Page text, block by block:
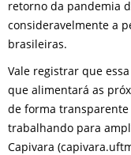
retorno da pandemia
consideravelmente a
brasileiras.
Vale registrar que
que alimentará as
de forma transparente
trabalhando para
Capivara